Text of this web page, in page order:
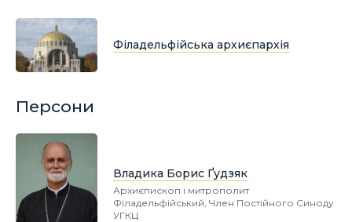
Філадельфійська архиєпархія
Персони
Владика Борис Ґудзяк
Архиєпископ і митрополит
Філадельфійський, Член Постійного Синоду
УГКЦ